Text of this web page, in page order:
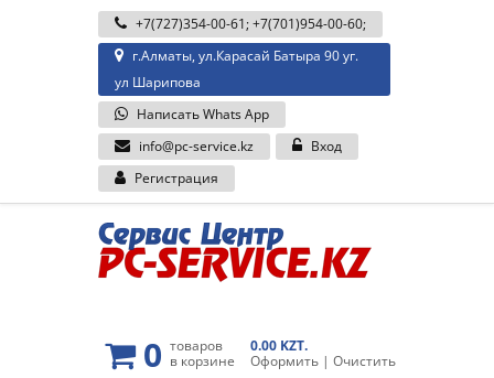
+7(727)354-00-61;+7(701)954-00-60;
г.Алматы, ул.Карасай Батыра 90 уг.
ул Шарипова
Написать Whats App
info@pc-service.kz
Вход
Регистрация
0 товаров
в корзине
0.00 KZT.
Оформить | Очистить